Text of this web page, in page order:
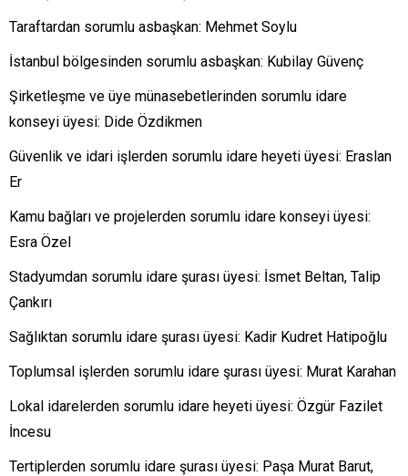
Taraftardan sorumlu asbaşkan: Mehmet Soylu
İstanbul bölgesinden sorumlu asbaşkan: Kubilay Güvenç
Şirketleşme ve üye münasebetlerinden sorumlu idare
konseyi üyesi: Dide Özdikmen
Güvenlik ve idari işlerden sorumlu idare heyeti üyesi: Eraslan
Er
Kamu bağları ve projelerden sorumlu idare konseyi üyesi:
Esra Özel
Stadyumdan sorumlu idare şurası üyesi: İsmet Beltan, Talip
Çankırı
Sağlıktan sorumlu idare şurası üyesi: Kadir Kudret Hatipoğlu
Toplumsal işlerden sorumlu idare şurası üyesi: Murat Karahan
Lokal idarelerden sorumlu idare heyeti üyesi: Özgür Fazilet
İncesu
Tertiplerden sorumlu idare şurası üyesi: Paşa Murat Barut,